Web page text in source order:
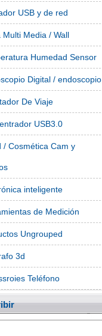
USB y de red
Multi Media / Wall
Humedad Sensor
Digital / endoscopio
De Viaje
USB3.0
/ Cosmética Cam y
inteligente
de Medición
Ungrouped
3d
Teléfono